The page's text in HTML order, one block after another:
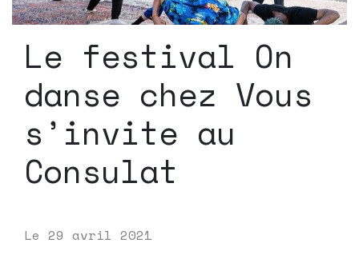
Le festival On
danse chez Vous
s’invite au
Consulat
Le 29 avril 2021